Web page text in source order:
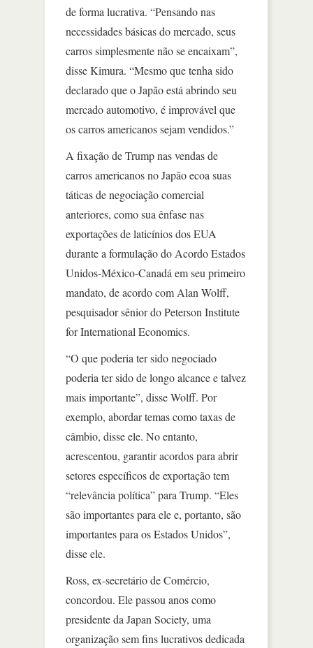
de forma lucrativa. “Pensando nas
necessidades básicas do mercado, seus
carros simplesmente não se encaixam”,
disse Kimura. “Mesmo que tenha sido
declarado que o Japão está abrindo seu
mercado automotivo, é improvável que
os carros americanos sejam vendidos.”
A fixação de Trump nas vendas de
carros americanos no Japão ecoa suas
táticas de negociação comercial
anteriores, como sua ênfase nas
exportações de laticínios dos EUA
durante a formulação do Acordo Estados
Unidos-México-Canadá em seu primeiro
mandato, de acordo com Alan Wolff,
pesquisador sênior do Peterson Institute
for International Economics.
“O que poderia ter sido negociado
poderia ter sido de longo alcance e talvez
mais importante”, disse Wolff. Por
exemplo, abordar temas como taxas de
câmbio, disse ele. No entanto,
acrescentou, garantir acordos para abrir
setores específicos de exportação tem
“relevância política” para Trump. “Eles
são importantes para ele e, portanto, são
importantes para os Estados Unidos”,
disse ele.
Ross, ex-secretário de Comércio,
concordou. Ele passou anos como
presidente da Japan Society, uma
organização sem fins lucrativos dedicada